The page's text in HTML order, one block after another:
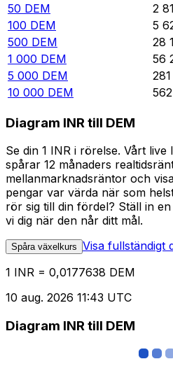
50 DEM 2
100 DEM 5
500 DEM 28
1 000 DEM 56
5 000 DEM
10 000 DEM
Diagram INR till DEM
Se din 1 INR i rörelse. Vårt live
spårar 12 månaders
mellanmarknadsräntor och
pengar var värda när som
rör sig till din fördel? Ställ in
vi dig när den når ditt mål.
Spåra växelkurs Visa fullständigt
1 INR = 0,0177638 DEM
10 aug. 2026 11:43 UTC
Diagram INR till DEM